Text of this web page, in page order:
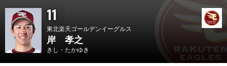
11
東北楽天ゴールデンイーグルス
岸 孝之
きし・たかゆき